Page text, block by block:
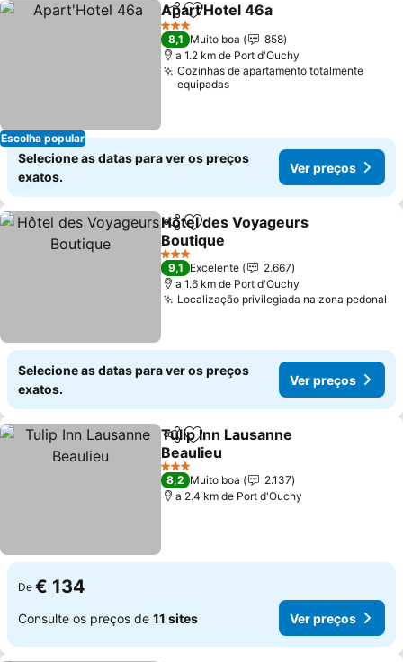
Escolha popular
PartilharAdicionar aos favoritos
Apart'Hotel 46a
3 Estrelas
8,1 Muito boa
858
a 1.2 km de Port d'Ouchy
Cozinhas de apartamento totalmente
equipadas
Selecione as datas para ver os preços
exatos.
Ver preços
PartilharAdicionar aos favoritos
Hôtel des Voyageurs
Boutique
Ver preços
3 Estrelas
9,1 Excelente
2.667
a 1.6 km de Port d'Ouchy
Localização privilegiada na zona pedonal
Selecione as datas para ver os preços
exatos.
Ver preços
PartilharAdicionar aos favoritos
Tulip Inn Lausanne
Beaulieu
Ver preços
3 Estrelas
8,2 Muito boa
2.137
a 2.4 km de Port d'Ouchy
De € 134
Consulte os preços de 11 sites Ver preços